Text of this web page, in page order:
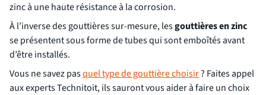
zinc à une haute résistance à la corrosion.
À l’inverse des gouttières sur-mesure, lesgouttières en zinc
se présentent sous forme de tubes qui sont emboîtés avant
d’être installés.
Vous ne savez pasquel type de gouttière choisir? Faites appel
aux experts Technitoit, ils sauront vous aider à faire un choix